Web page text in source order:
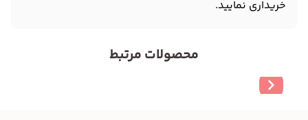
خریداری نمایید.
محصولات مرتبط